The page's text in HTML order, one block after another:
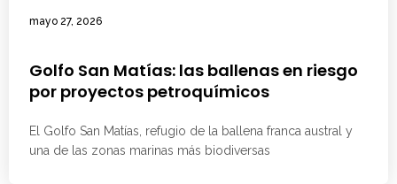
mayo 27, 2026
Golfo San Matías: las ballenas en riesgo
por proyectos petroquímicos
El Golfo San Matías, refugio de la ballena franca austral y
una de las zonas marinas más biodiversas